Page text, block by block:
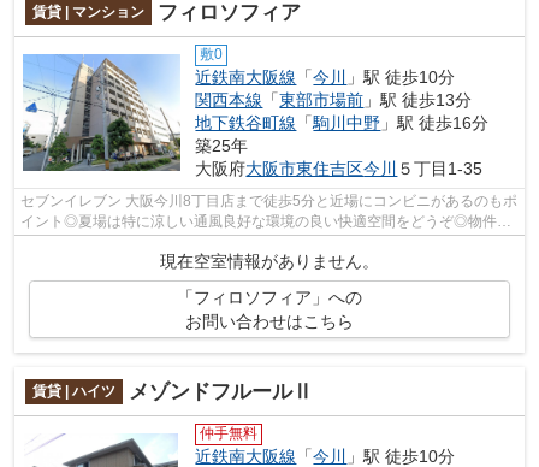
賃貸 | マンション フィロソフィア
敷0
近鉄南大阪線 「今川
」駅 徒歩10分
関西本線 「東部市場前 」駅 徒歩13分
地下鉄谷町線 「駒川中野 」駅 徒歩16分
築25年
大阪府大阪市東住吉区今川 ５丁目1-35
セブンイレブン 大阪今川8丁目店まで徒歩5分と近場にコンビニがあるのもポ
イント◎夏場は特に涼しい通風良好な環境の良い快適空間をどうぞ◎物件の
現在空室情報がありません。
「フィロソフィア」への
お問い合わせはこちら
賃貸 | ハイツ メゾンドフルールⅡ
仲手無料
近鉄南大阪線 「今川 」駅 徒歩10分